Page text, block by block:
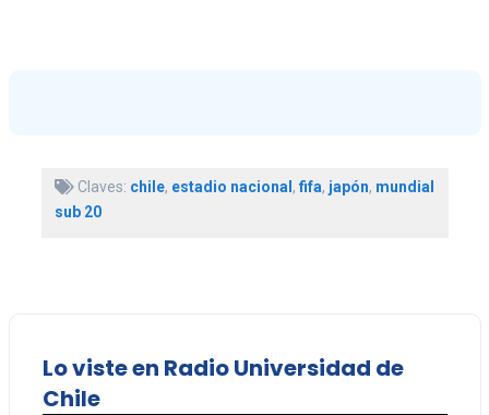
Claves: chile, estadio nacional, fifa, japón, mundial
sub 20
Lo viste en Radio Universidad de
Chile